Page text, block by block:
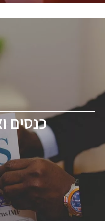
כנסים
כנסים
לכל העוסקים בתעשיית
מומחים
May 12-13, 2026. The
everyone involved in the
including engineers,
senior executives.
לחץ